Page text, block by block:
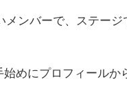
メンバーで、ステー
めにプロフィールか